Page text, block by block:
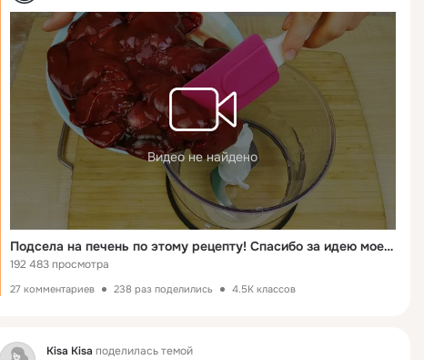
Видео не найдено
Подсела на печень по этому рецепту! Спасибо за идею моей соседке!
192 483 просмотра
27 комментариев 238 раз поделились 4.5K классов
Фид Kisa Kisa поделилась темой